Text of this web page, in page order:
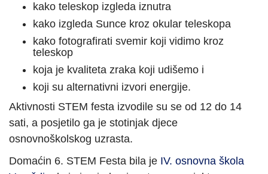
kako teleskop izgleda iznutra
kako izgleda Sunce kroz okular teleskopa
kako fotografirati svemir koji vidimo kroz
teleskop
koja je kvaliteta zraka koji udišemo i
koji su alternativni izvori energije.
Aktivnosti STEM festa izvodile su se od 12 do 14
sati, a posjetilo ga je stotinjak djece
osnovnoškolskog uzrasta.
Domaćin 6. STEM Festa bila je IV. osnovna škola